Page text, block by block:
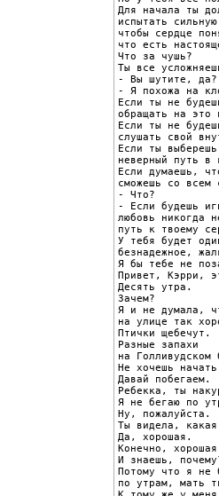
Для начала ты
испытать
чтобы сердце
что есть
Что за чушь?
Ты все
- Вы шутите, да?
- Я похожа на
Если ты не
обращать на это
Если ты не
слушать свой
Если ты выберешь
неверный путь в
Если думаешь,
сможешь со
- Что?
- Если будешь
любовь никогда
путь к твоему
У тебя будет
безнадежное,
Я бы тебе не
Привет, Кэрри,
Десять утра.
Зачем?
Я и не думала,
на улице так
Птички щебечут.
Разные запахи
на Голливудском
Не хочешь
Давай побегаем.
Ребекка, ты
Я не бегаю по
Ну, пожалуйста.
Ты видела,
Да, хорошая.
Конечно,
И знаешь,
Потому что я не
по утрам, мать